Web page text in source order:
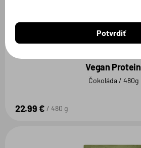
Vegan Protein
Čokoláda / 480g
22.99 € 480 g
Potvrdiť